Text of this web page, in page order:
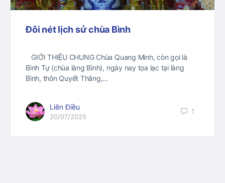
Đôi nét lịch sử chùa Bình
GIỚI THIỆU CHUNG Chùa Quang Minh, còn gọi là
Bình Tự (chùa làng Bình), ngày nay tọa lạc tại làng
Bình, thôn Quyết Thắng,…
Liên Điều
20/07/2025
1